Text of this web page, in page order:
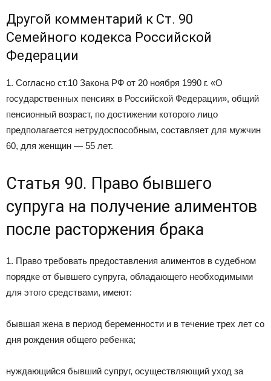
Другой комментарий к Ст. 90
Семейного кодекса Российской
Федерации
1. Согласно ст.10 Закона РФ от 20 ноября 1990 г. «О
государственных пенсиях в Российской Федерации», общий
пенсионный возраст, по достижении которого лицо
предполагается нетрудоспособным, составляет для мужчин
60, для женщин — 55 лет.
Статья 90. Право бывшего
супруга на получение алиментов
после расторжения брака
1. Право требовать предоставления алиментов в судебном
порядке от бывшего супруга, обладающего необходимыми
для этого средствами, имеют:
бывшая жена в период беременности и в течение трех лет со
дня рождения общего ребенка;
нуждающийся бывший супруг, осуществляющий уход за